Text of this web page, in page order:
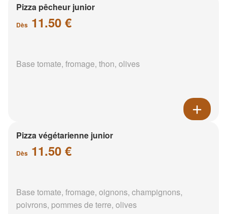
Pizza pêcheur junior
Dès 11.50 €
Base tomate, fromage, thon, olives
Pizza végétarienne junior
Dès 11.50 €
Base tomate, fromage, oignons, champignons,
poivrons, pommes de terre, olives